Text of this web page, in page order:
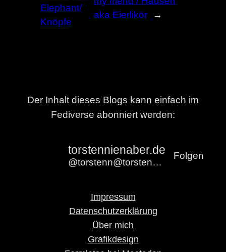
Elephant/
Knöpfe
aka Eierlikör
→
Der Inhalt dieses Blogs kann einfach im
Fediverse abonniert werden:
torstennienaber.de
@torstenn@torstennienaber.de
Folgen
Impressum
Datenschutzerklärung
Über mich
Grafikdesign